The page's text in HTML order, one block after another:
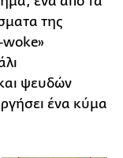
της
woke»
ψευδών
ένα κύμα